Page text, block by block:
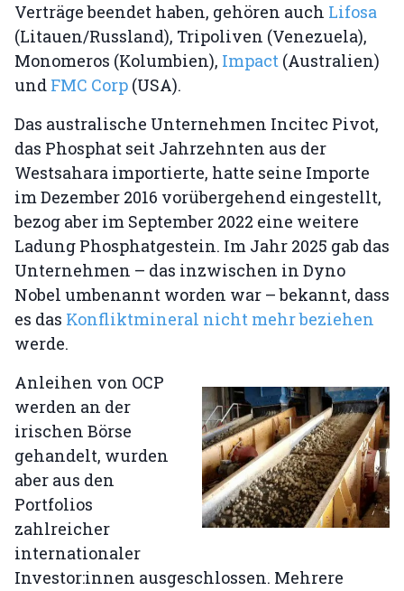
Verträge beendet haben, gehören auch Lifosa
(Litauen/Russland), Tripoliven (Venezuela),
Monomeros (Kolumbien), Impact (Australien)
und FMC Corp (USA).
Das australische Unternehmen Incitec Pivot,
das Phosphat seit Jahrzehnten aus der
Westsahara importierte, hatte seine Importe
im Dezember 2016 vorübergehend eingestellt,
bezog aber im September 2022 eine weitere
Ladung Phosphatgestein. Im Jahr 2025 gab das
Unternehmen – das inzwischen in Dyno
Nobel umbenannt worden war – bekannt, dass
es das Konfliktmineral nicht mehr beziehen
werde.
Anleihen von OCP
werden an der
irischen Börse
gehandelt, wurden
aber aus den
Portfolios
zahlreicher
internationaler
Investor:innen ausgeschlossen. Mehrere